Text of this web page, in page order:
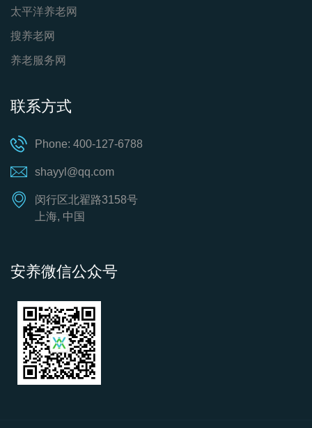
太平洋养老网
搜养老网
养老服务网
联系方式
Phone: 400-127-6788
shayyl@qq.com
闵行区北翟路3158号
上海, 中国
安养微信公众号